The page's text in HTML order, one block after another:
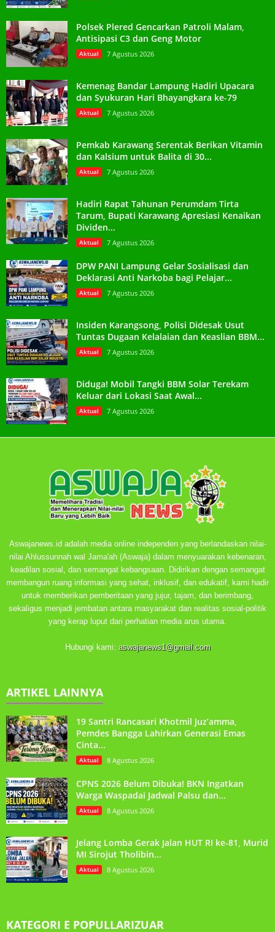
Polsek Plered Gencarkan Patroli Malam,
Antisipasi C3 dan Geng Motor
Aktual 7 Agustus 2026
Kemenag Bandar Lampung Hadiri Upacara
dan Syukuran Hari Bhayangkara ke-79
Aktual 7 Agustus 2026
Pemkab Karawang Serentak Berikan Vitamin
dan Kalsium untuk Balita di 30...
Aktual 7 Agustus 2026
Hadiri Rapat Tahunan Perumdam Tirta
Tarum, Bupati Karawang Apresiasi Kenaikan
Dividen...
Aktual 7 Agustus 2026
DPW PANI Lampung Gelar Sosialisasi dan
Deklarasi Anti Narkoba bagi Pelajar...
Aktual 7 Agustus 2026
Insiden Karangsong, Polisi Didesak Usut
Tuntas Dugaan Kelalaian dan Keaslian BBM...
Aktual 7 Agustus 2026
Diduga! Mobil Tangki BBM Solar Terekam
Keluar dari Lokasi Saat Awal...
Aktual 7 Agustus 2026
Aswajanews.id adalah media online independen yang berlandaskan nilai-
nilai Ahlussunnah wal Jama'ah (Aswaja) dalam menyuarakan kebenaran,
keadilan sosial, dan semangat kebangsaan. Didirikan dengan semangat
membangun ruang informasi yang sehat, inklusif, dan edukatif, kami hadir
untuk memberikan pemberitaan yang jujur, tajam, dan berimbang,
sekaligus menjadi jembatan antara masyarakat dan realitas sosial-politik
yang kerap luput dari perhatian media arus utama.
Hubungi kami: aswajanews1@gmail.com
ARTIKEL LAINNYA
19 Santri Rancasari Khotmil Juz’amma,
Pemdes Bangga Lahirkan Generasi Emas
Cinta...
Aktual 8 Agustus 2026
CPNS 2026 Belum Dibuka! BKN Ingatkan
Warga Waspadai Jadwal Palsu dan...
Aktual 8 Agustus 2026
Jelang Lomba Gerak Jalan HUT RI ke-81, Murid
MI Sirojut Tholibin...
Aktual 8 Agustus 2026
KATEGORI E POPULLARIZUAR